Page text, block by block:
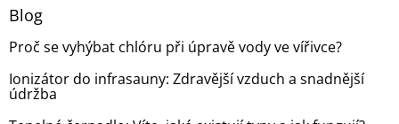
Blog
Proč se vyhýbat chlóru při úpravě vody ve vířivce?
Ionizátor do infrasauny: Zdravější vzduch a snadnější
údržba